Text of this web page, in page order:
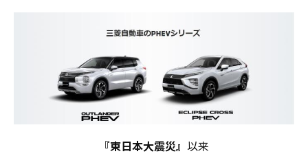
『東日本大震災』 以来